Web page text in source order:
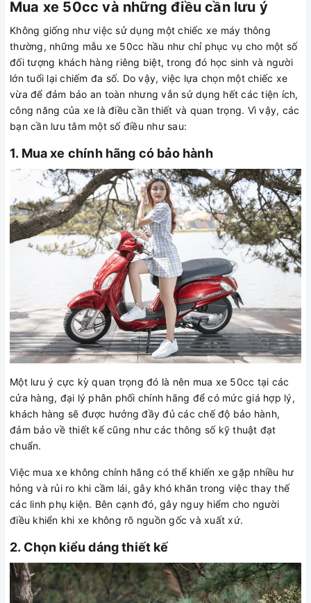
Mua xe 50cc và những điều cần lưu ý
Không giống như việc sử dụng một chiếc xe máy thông
thường, những mẫu xe 50cc hầu như chỉ phục vụ cho một số
đối tượng khách hàng riêng biệt, trong đó học sinh và người
lớn tuổi lại chiếm đa số. Do vậy, việc lựa chọn một chiếc xe
vừa để đảm bảo an toàn nhưng vẫn sử dụng hết các tiện ích,
công năng của xe là điều cần thiết và quan trọng. Vì vậy, các
bạn cần lưu tâm một số điều như sau:
1. Mua xe chính hãng có bảo hành
Một lưu ý cực kỳ quan trọng đó là nên mua xe 50cc tại các
cửa hàng, đại lý phân phối chính hãng để có mức giá hợp lý,
khách hàng sẽ được hưởng đầy đủ các chế độ bảo hành,
đảm bảo về thiết kế cũng như các thông số kỹ thuật đạt
chuẩn.
Việc mua xe không chính hãng có thể khiến xe gặp nhiều hư
hỏng và rủi ro khi cầm lái, gây khó khăn trong việc thay thế
các linh phụ kiện. Bên cạnh đó, gây nguy hiểm cho người
điều khiển khi xe không rõ nguồn gốc và xuất xứ.
2. Chọn kiểu dáng thiết kế